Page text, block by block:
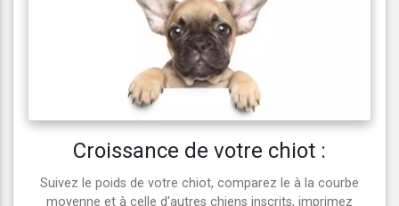
Croissance de votre chiot :
Suivez le poids de votre chiot, comparez le à la courbe
moyenne et à celle d'autres chiens inscrits, imprimez